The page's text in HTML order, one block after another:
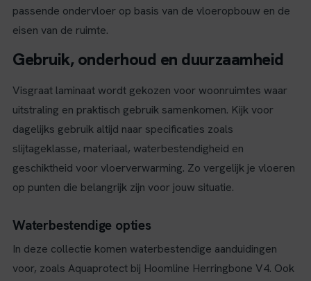
passende ondervloer op basis van de vloeropbouw en de
eisen van de ruimte.
Gebruik, onderhoud en duurzaamheid
Visgraat laminaat wordt gekozen voor woonruimtes waar
uitstraling en praktisch gebruik samenkomen. Kijk voor
dagelijks gebruik altijd naar specificaties zoals
slijtageklasse, materiaal, waterbestendigheid en
geschiktheid voor vloerverwarming. Zo vergelijk je vloeren
op punten die belangrijk zijn voor jouw situatie.
Waterbestendige opties
In deze collectie komen waterbestendige aanduidingen
voor, zoals Aquaprotect bij Hoomline Herringbone V4. Ook